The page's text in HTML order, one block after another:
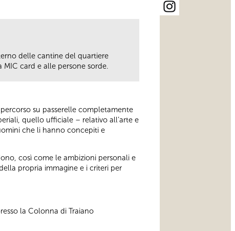
delle cantine del quartiere
card e alle persone sorde.
su passerelle completamente
quello ufficiale – relativo all’arte e
che li hanno concepiti e
così come le ambizioni personali e
propria immagine e i criteri per
la Colonna di Traiano